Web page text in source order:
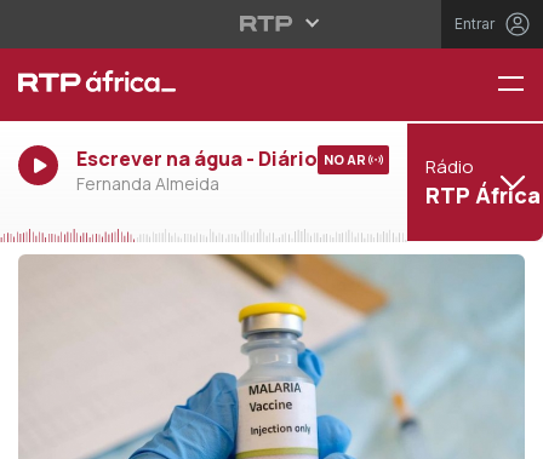
Entrar
Escrever na água - Diário
Fernanda Almeida
NO AR Rádio
RTP África